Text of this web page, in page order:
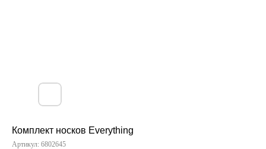
Комплект носков Everything
Артикул: 6802645